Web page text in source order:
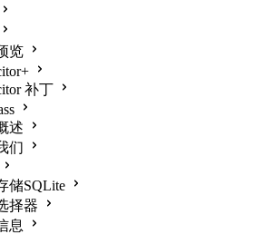
览
补丁
述
们
储SQLite
择器
息